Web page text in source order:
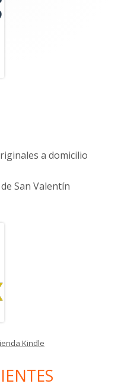
a domicilio
San Valentín
Kindle